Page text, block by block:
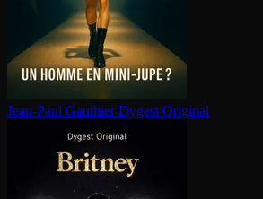
Jean-Paul Gauthier Dygest Original